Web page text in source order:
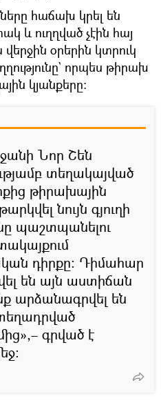
հաճախ կրել են
և ուղղված չէին հայ
օրերին կտրուկ
որպես թիրախ
կյանքերը:
Նոր Շեն
տեղակայված
թիրախային
նույն գյուղի
պաշտպանելու
դիրքը: Դիմահար
են այն աստիճան
արձանագրվել են
գրված է